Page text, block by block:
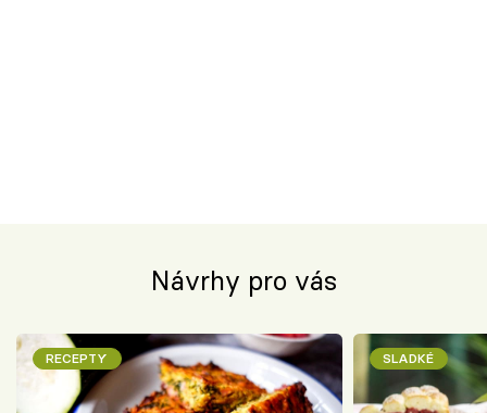
Návrhy pro vás
RECEPTY SLADKÉ